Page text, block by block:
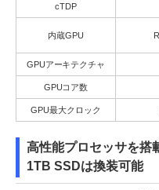
cTDP
内蔵GPU
GPUアーキテクチャ
GPUコア数
GPU最大クロック
高性能プロセッサを搭
1TB SSDは換装可能